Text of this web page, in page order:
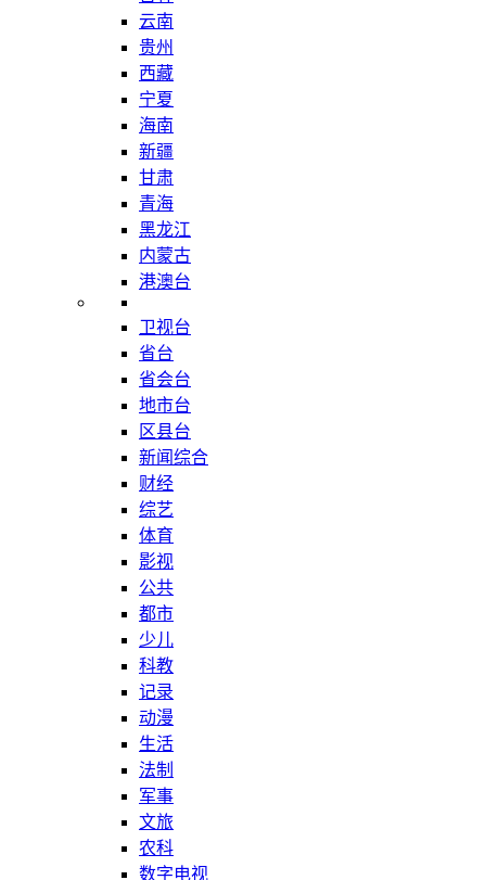
云南
贵州
西藏
宁夏
海南
新疆
甘肃
青海
黑龙江
内蒙古
港澳台
卫视台
省台
省会台
地市台
区县台
新闻综合
财经
综艺
体育
影视
公共
都市
少儿
科教
记录
动漫
生活
法制
军事
文旅
农科
数字电视